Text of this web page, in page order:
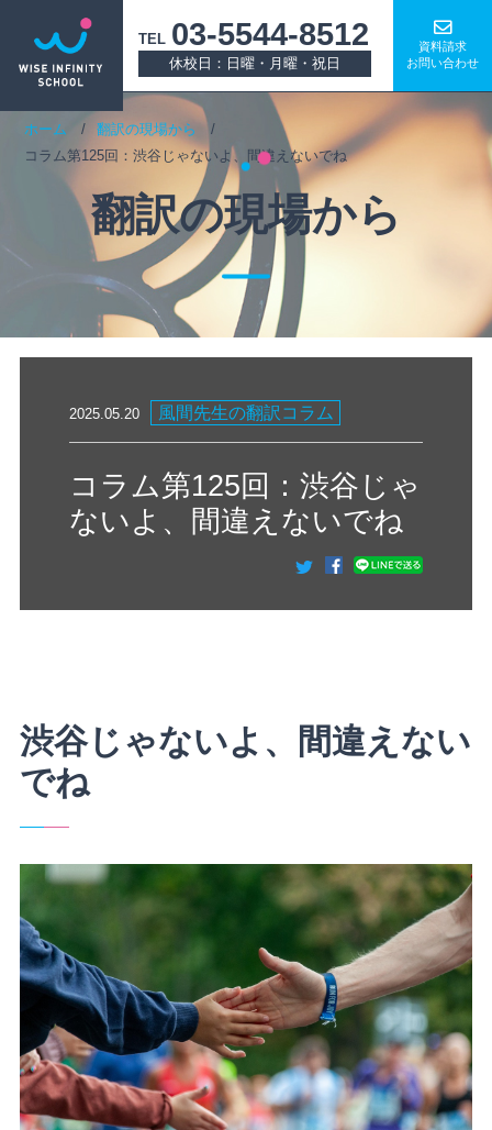
TEL 03-5544-8512
休校日：日曜・月曜・祝日
資料請求
お問い合わせ
ホーム
翻訳の現場から
コラム第125回：渋谷じゃないよ、間違えないでね
翻訳の現場から
2025.05.20 風間先生の翻訳コラム
コラム第125回：渋谷じゃ
ないよ、間違えないでね
渋谷じゃないよ、間違えない
でね